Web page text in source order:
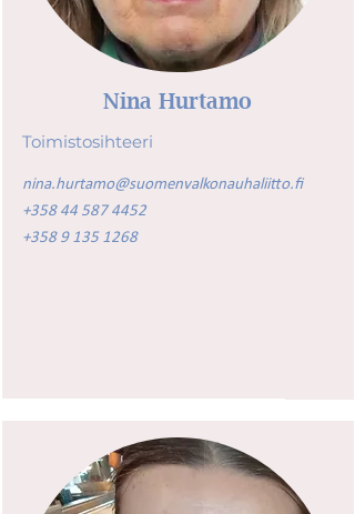
Nina Hurtamo
Toimistosihteeri
nina.hurtamo@suomenvalkonauhaliitto.fi
+358 44 587 4452
+358 9 135 1268